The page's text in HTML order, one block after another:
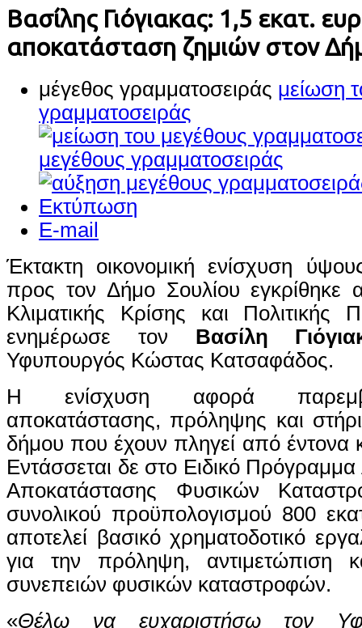
Βασίλης Γιόγιακας: 1,5 εκατ.
αποκατάσταση ζημιών στον
μέγεθος γραμματοσειράς μείωση
γραμματοσειράς
μεγέθους γραμματοσειράς
Εκτύπωση
E-mail
Έκτακτη οικονομική ενίσχυση
προς τον Δήμο Σουλίου εγκρίθηκε
Κλιματικής Κρίσης και Πολιτικής
ενημέρωσε τον Βασίλη
Υφυπουργός Κώστας Κατσαφάδος.
Η ενίσχυση αφορά
αποκατάστασης, πρόληψης και
δήμου που έχουν πληγεί από έντονα
Εντάσσεται δε στο Ειδικό Πρόγραμμα
Αποκατάστασης Φυσικών
συνολικού προϋπολογισμού 800
αποτελεί βασικό χρηματοδοτικό
για την πρόληψη, αντιμετώπιση
συνεπειών φυσικών καταστροφών.
«Θέλω να ευχαριστήσω τον